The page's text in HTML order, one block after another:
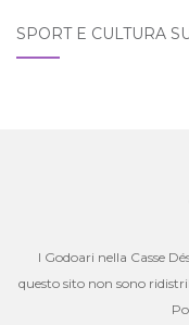
SPORT E CULTURA
I Godoari nella Casse
questo sito non sono